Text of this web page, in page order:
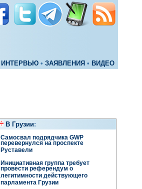
ИНТЕРВЬЮ • ЗАЯВЛЕНИЯ • ВИДЕО
В Грузии:
Самосвал подрядчика GWP
перевернулся на проспекте
Руставели
Инициативная группа требует
провести референдум о
легитимности действующего
парламента Грузии